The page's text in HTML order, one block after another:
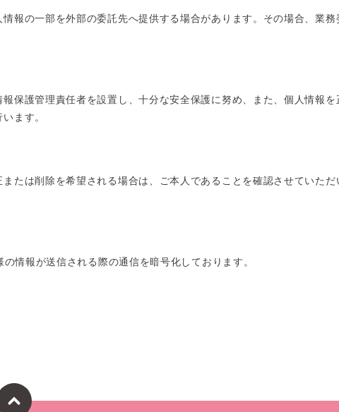
報の一部を外部の委託先へ提供する場合があります。その場合、業務
保護管理責任者を設置し、十分な安全保護に努め、また、個人情報を
ます。
たは削除を希望される場合は、ご本人であることを確認させていただ
情報が送信される際の通信を暗号化しております。